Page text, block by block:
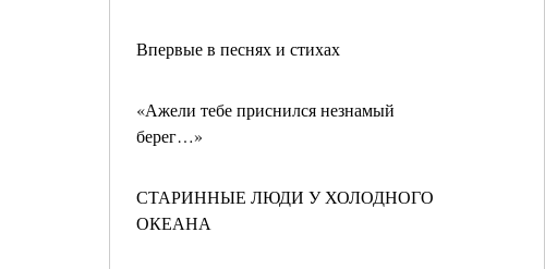
Впервые в песнях и стихах
«Ажели тебе приснился незнамый
берег…»
СТАРИННЫЕ ЛЮДИ У ХОЛОДНОГО
ОКЕАНА